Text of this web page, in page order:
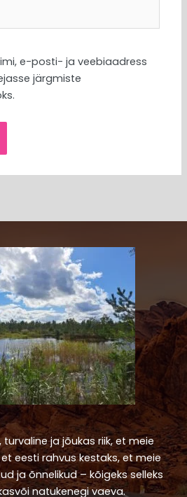
e-posti- ja veebiaadress
järgmiste
turvaline ja jõukas riik, et meie
eesti rahvus kestaks, et meie
ja õnnelikud – kõigeks selleks
natukenegi vaeva.